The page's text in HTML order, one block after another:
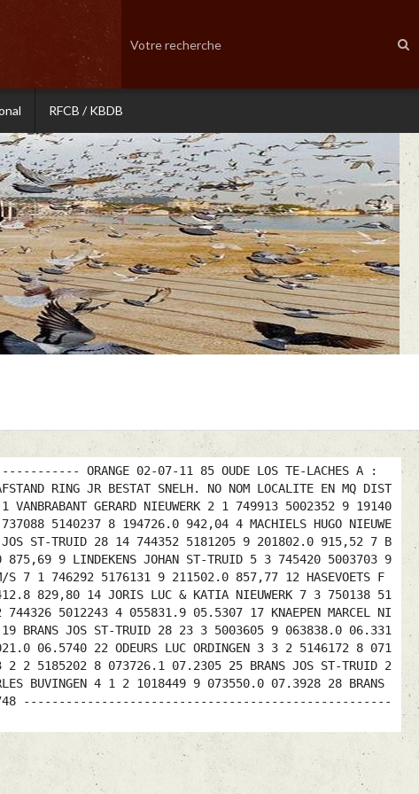
RFCB / KBDB
ORANGE 02-07-11 85 OUDE LOS TE-LACHES A :
BESTAT SNELH. NO NOM LOCALITE EN MQ DIST
GERARD NIEUWERK 2 1 749913 5002352 9 19140
5140237 8 194726.0 942,04 4 MACHIELS HUGO NIEUWE
ST-TRUID 28 14 744352 5181205 9 201802.0 915,52 7 B
9 LINDEKENS JOHAN ST-TRUID 5 3 745420 5003703 9
S 7 1 746292 5176131 9 211502.0 857,77 12 HASEVOETS F
829,80 14 JORIS LUC & KATIA NIEUWERK 7 3 750138 51
5012243 4 055831.9 05.5307 17 KNAEPEN MARCEL NI
BRANS JOS ST-TRUID 28 23 3 5003605 9 063838.0 06.331
06.5740 22 ODEURS LUC ORDINGEN 3 3 2 5146172 8 071
2 2 5185202 8 073726.1 07.2305 25 BRANS JOS ST-TRUID 2
BUVINGEN 4 1 2 1018449 9 073550.0 07.3928 28 BRANS
07.4748 ----------------------------------------------------